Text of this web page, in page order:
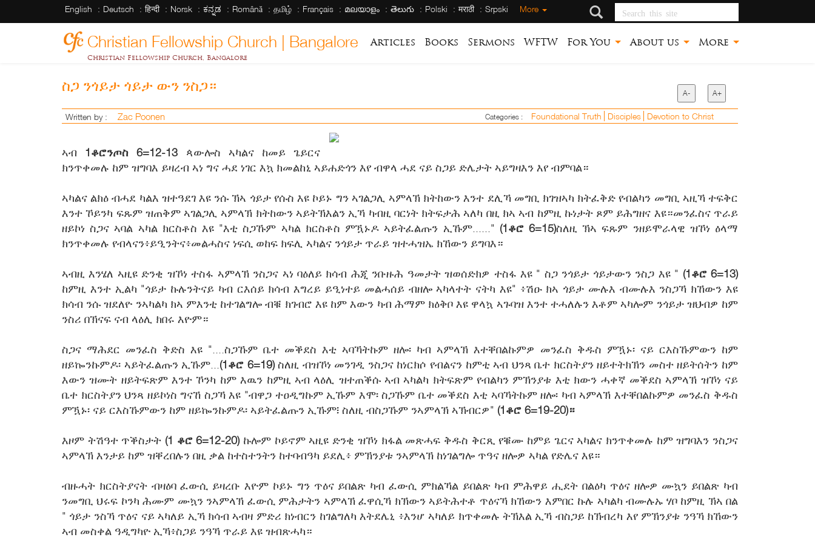
English Deutsch हिन्दी Norsk ಕನ್ನಡ Română தமிழ் Français മലയാളം తెలుగు Polski मराठी Srpski More Search this site
Christian Fellowship Church | Bangalore
Christian Fellowship Church, Bangalore
Articles Books Sermons WFTW For You About us More
ስጋ ንጎይታ ጎይታ ውን ንስጋ። A- A+
Written by : Zac Poonen Categories : Foundational Truth Disciples Devotion to Christ
ኣብ 1ቆሮንጦስ 6=12-13 ጳውሎስ ኣካልና ከመይ ጌይርና
ክንጥቀመሉ ከም ዝግባእ ይዛረብ ኣነ ግና ሓደ ነገር እኳ ክመልከኒ ኣይሐድጎን እየ ብዋላ ሓደ ናይ ስጋይ ድሌታት ኣይግዛእን እየ ብምባል።
ኣካልና ልክዕ ብሓደ ካልእ ዝተዓደገ እዩ ንሱ ኽኣ ጎይታ የሱስ እዩ ኮይኑ ግን ኣገልጋሊ ኣምላኽ ክትከውን እንተ ደሊኻ መግቢ ክገዝኣካ ክትፈቅድ የብልካን መግቢ ኣዚኻ ተፍቅር
እንተ ኾይንካ ፍጹም ዝጠቅም ኣገልጋሊ ኣምላኽ ክትከውን ኣይትኽእልን ኢኻ ካብዚ ባርነት ክትፍታሕ ኣለካ በዚ ክኣ ኣብ ከምዚ ኩነታት ጾም ይሕግዘና እዩ።መንፈስና ጥራይ
ዘይኮነ ስጋና ኣባል ኣካል ክርስቶስ እዩ "እቲ ስጋኹም ኣካል ክርስቶስ ምዃኑዶ ኣይትፈልጡን ኢኹም......" (1ቆሮ 6=15)ስለዚ ኽኣ ፍጹም ንዘይሞራላዊ ዝኾነ ዕላማ
ክንጥቀመሉ የብላናን፥ይዒንትና፥መልሓስና ነፍሲ ወከፍ ክፍሊ ኣካልና ንጎይታ ጥራይ ዝተሓዝኤ ክኸውን ይግባእ።
ኣብዚ እንሄለ ኣዚዩ ድንቂ ዝኾነ ተስፋ ኣምላኽ ንስጋና ኣነ ባዕለይ ክሳብ ሕጂ ንቡዙሕ ዓመታት ዝወሰድክዎ ተስፋ እዩ " ስጋ ንጎይታ ጎይታውን ንስጋ እዩ " (1ቆሮ 6=13)
ከምዚ እንተ ኢልካ "ጎይታ ኩሉንትናይ ካብ ርእሰይ ክሳብ እግረይ ይዒነተይ መልሓሰይ ብዘሎ ኣካላተት ናትካ እዩ" ፥ሽዑ ክኣ ጎይታ ሙሉእ ብሙሉእ ንስጋኻ ክኸውን እዩ
ክሳብ ንሱ ዝደለዮ ንኣካልካ ክኣ ምእንቲ ከተገልግሎ ብቑ ክገብሮ እዩ ከም እውን ካብ ሕማም ክዕቅቦ እዩ ዋላኳ ኣጉባዝ እንተ ተሓለሉን እቶም ኣካሎም ንጎይታ ዝህብዎ ከም
ንስሪ በኽናፍ ናብ ላዕሊ ክበሩ እዮም።
ስጋና ማሕደር መንፈስ ቅድስ እዩ "....ስጋኹም ቤተ መቕደስ እቲ ኣባኻትኩም ዘሎ፡ ካብ ኣምላኽ እተቐበልኩምዎ መንፈስ ቅዱስ ምዃኑ፡ ናይ ርእስኹምውን ከም
ዘይኰንኩምዶ፡ ኣይትፈልጡን ኢኹም... (1ቆሮ 6=19)ስለዚ ብዝኾነ መንገዲ ንስጋና ከነርክሶ የብልናን ከምቲ ኣብ ህንጻ ቤተ ክርስትያን ዘይተትክኽን መስተ ዘይትሰትን ከም
እውን ዝሙት ዘይትፍጽም እንተ ኾንካ ከም እዉን ከምዚ ኣብ ላዕሊ ዝተጠቕሱ ኣብ ኣካልካ ክትፍጽም የብልካን ምኽንያቱ እቲ ክውን ሓቀኛ መቕደስ ኣምላኽ ዝኾነ ናይ
ቤተ ክርስትያን ህንጻ ዘይኮነስ ግናኸ ስጋኻ እዩ "ብዋጋ ተዐዲግኩም ኢኹም እሞ፡ ስጋኹም ቤተ መቕደስ እቲ ኣባኻትኩም ዘሎ፡ ካብ ኣምላኽ እተቐበልኩምዎ መንፈስ ቅዱስ
ምዃኑ፡ ናይ ርእስኹምውን ከም ዘይኰንኩምዶ፡ ኣይትፈልጡን ኢኹም፧ ስለዚ ብስጋኹም ንኣምላኽ ኣኽብርዎ" (1ቆሮ 6=19-20)።
እዞም ትሽዓተ ጥቕስታት (1 ቆሮ 6=12-20)ኩሎም ኮይኖም ኣዚዩ ድንቂ ዝኾነ ክፋል መጽሓፍ ቅዱስ ቅርጺ የቑሙ ከምይ ጌርና ኣካልና ክንጥቀመሉ ከም ዝግባእን ንስጋና
ኣምላኽ እንታይ ከም ዝቐረበሉን በዚ ቃል ከተስተንትን ከተባብዓካ ይደሊ፥ ምኽንያቱ ንኣምላኽ ከነገልግሎ ጥዓና ዘሎዎ ኣካል የድሌና እዩ።
ብዙሓት ክርስትያናት ብዛዕባ ፈውሲ ይዛረቡ እዮም ኮይኑ ግን ጥዕና ይበልጽ ካብ ፈውሲ ምክልኻል ይበልጽ ካብ ምሕዋይ ሒደት በልዕካ ጥዕና ዘሎዎ ሙኳን ይበልጽ ካብ
ንመግቢ ህሩፍ ኮንካ ሕሙም ሙኳን ንኣምላኽ ፈውሲ ምሕታትን ኣምላኽ ፈዋሲኻ ክኽውን ኣይትሕተቶ ጥዕናኻ ክኸውን እምበር ኩሉ ኣካልካ ብሙሉኡ ሃቦ ከምዚ ኽኣ በል
" ጎይታ ንስኻ ጥዕና ናይ ኣካለይ ኢኻ ክሳብ ኣብዛ ምድሪ ክነብርን ከገልግለካ እትደሌኒ ፥እንሆ ኣካለይ ክጥቀመሉ ትኽእል ኢኻ ብስጋይ ከኽብረካ እየ ምኽንያቱ ንዓኻ ክኸውን
ኣብ መስቀል ዓዲግካዮ ኢኻ፥ስጋይ ንዓኻ ጥራይ እዩ ዝብጽሓካ።